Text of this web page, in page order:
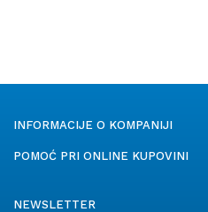
INFORMACIJE O KOMPANIJI
POMOĆ PRI ONLINE KUPOVINI
NEWSLETTER